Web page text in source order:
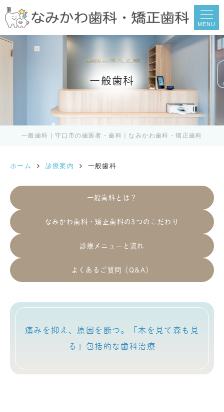
MENU
一般歯科
一般歯科｜守口市の歯医者・歯科｜なみかわ歯科・矯正歯科
ホーム 診療案内 一般歯科
一般歯科とは？
なみかわ歯科・矯正歯科の3つのこだわり
診療メニューと流れ
よくあるご質問（Q&A）
痛みを抑え、原因を断つ。「木を見て森も見
る」包括的な歯科治療